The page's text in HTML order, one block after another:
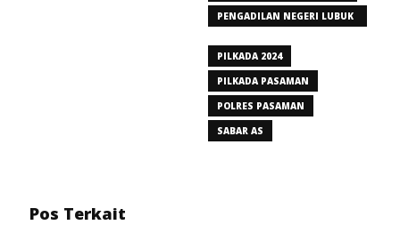
PENGADILAN NEGERI LUBUK
PILKADA 2024
PILKADA PASAMAN
POLRES PASAMAN
SABAR AS
Pos Terkait